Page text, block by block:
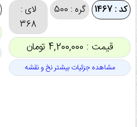
کد : 1467 گره : 500
لای :
368
قیمت : 4,200,000 تومان
مشاهده جزئیات بیشتر نخ و نقشه